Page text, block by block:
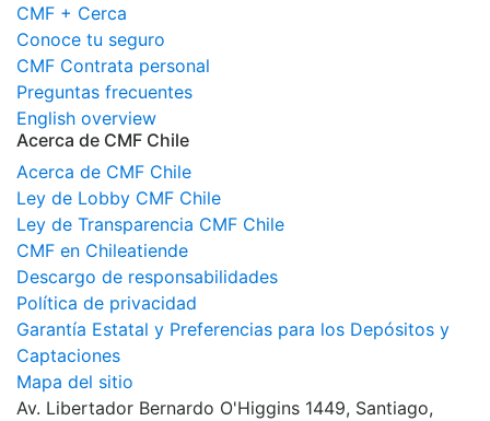
CMF + Cerca
Conoce tu seguro
CMF Contrata personal
Preguntas frecuentes
English overview
Acerca de CMF Chile
Acerca de CMF Chile
Ley de Lobby CMF Chile
Ley de Transparencia CMF Chile
CMF en Chileatiende
Descargo de responsabilidades
Política de privacidad
Garantía Estatal y Preferencias para los Depósitos y
Captaciones
Mapa del sitio
Av. Libertador Bernardo O'Higgins 1449, Santiago,